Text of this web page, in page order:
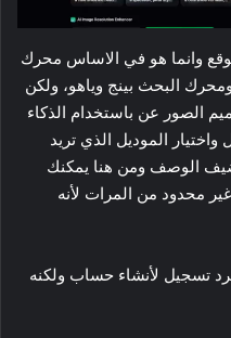
وانما هو في الاساس محرك
البحث بينج وياهو، ولكن
الصور عن باستخدام الذكاء
الموديل الذي تريد
الوصف ومن هنا يمكنك
محدود من المرات لأنه
تسجيل لأنشاء حساب ولكنه